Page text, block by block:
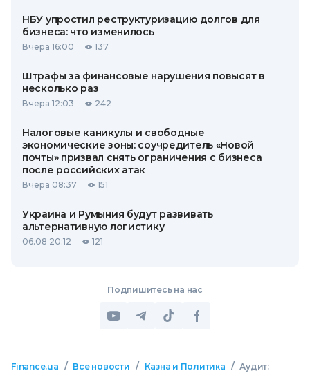
НБУ упростил реструктуризацию долгов для
бизнеса: что изменилось
Вчера 16:00 137
Штрафы за финансовые нарушения повысят в
несколько раз
Вчера 12:03 242
Налоговые каникулы и свободные
экономические зоны: соучредитель «Новой
почты» призвал снять ограничения с бизнеса
после российских атак
Вчера 08:37 151
Украина и Румыния будут развивать
альтернативную логистику
06.08 20:12 121
Подпишитесь на нас
Finance.ua / Все новости / Казна и Политика / Аудит: